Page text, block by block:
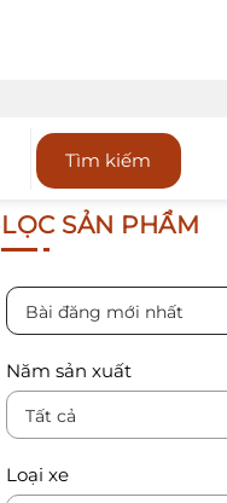
Tìm kiếm
LỌC SẢN PHẨM
Bài đăng mới nhất
Năm sản xuất
Tất cả
Loại xe